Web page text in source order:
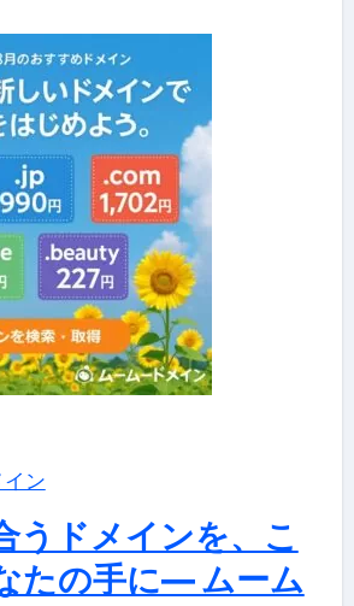
ン
うドメインを、こ
たの手に— ムーム